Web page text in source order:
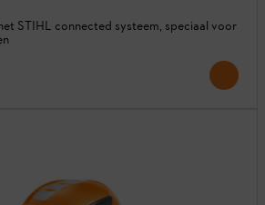
STIHL connected systeem, speciaal voor